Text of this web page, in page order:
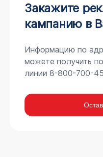
Закажите
кампанию в
Информацию по
можете получить
линии 8-800-700-